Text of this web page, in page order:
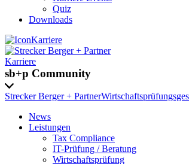
Quiz
Downloads
Karriere
Karriere
sb+p Community
Strecker Berger + Partner
News
Leistungen
Tax Compliance
IT-Prüfung / Beratung
Wirtschaftsprüfung